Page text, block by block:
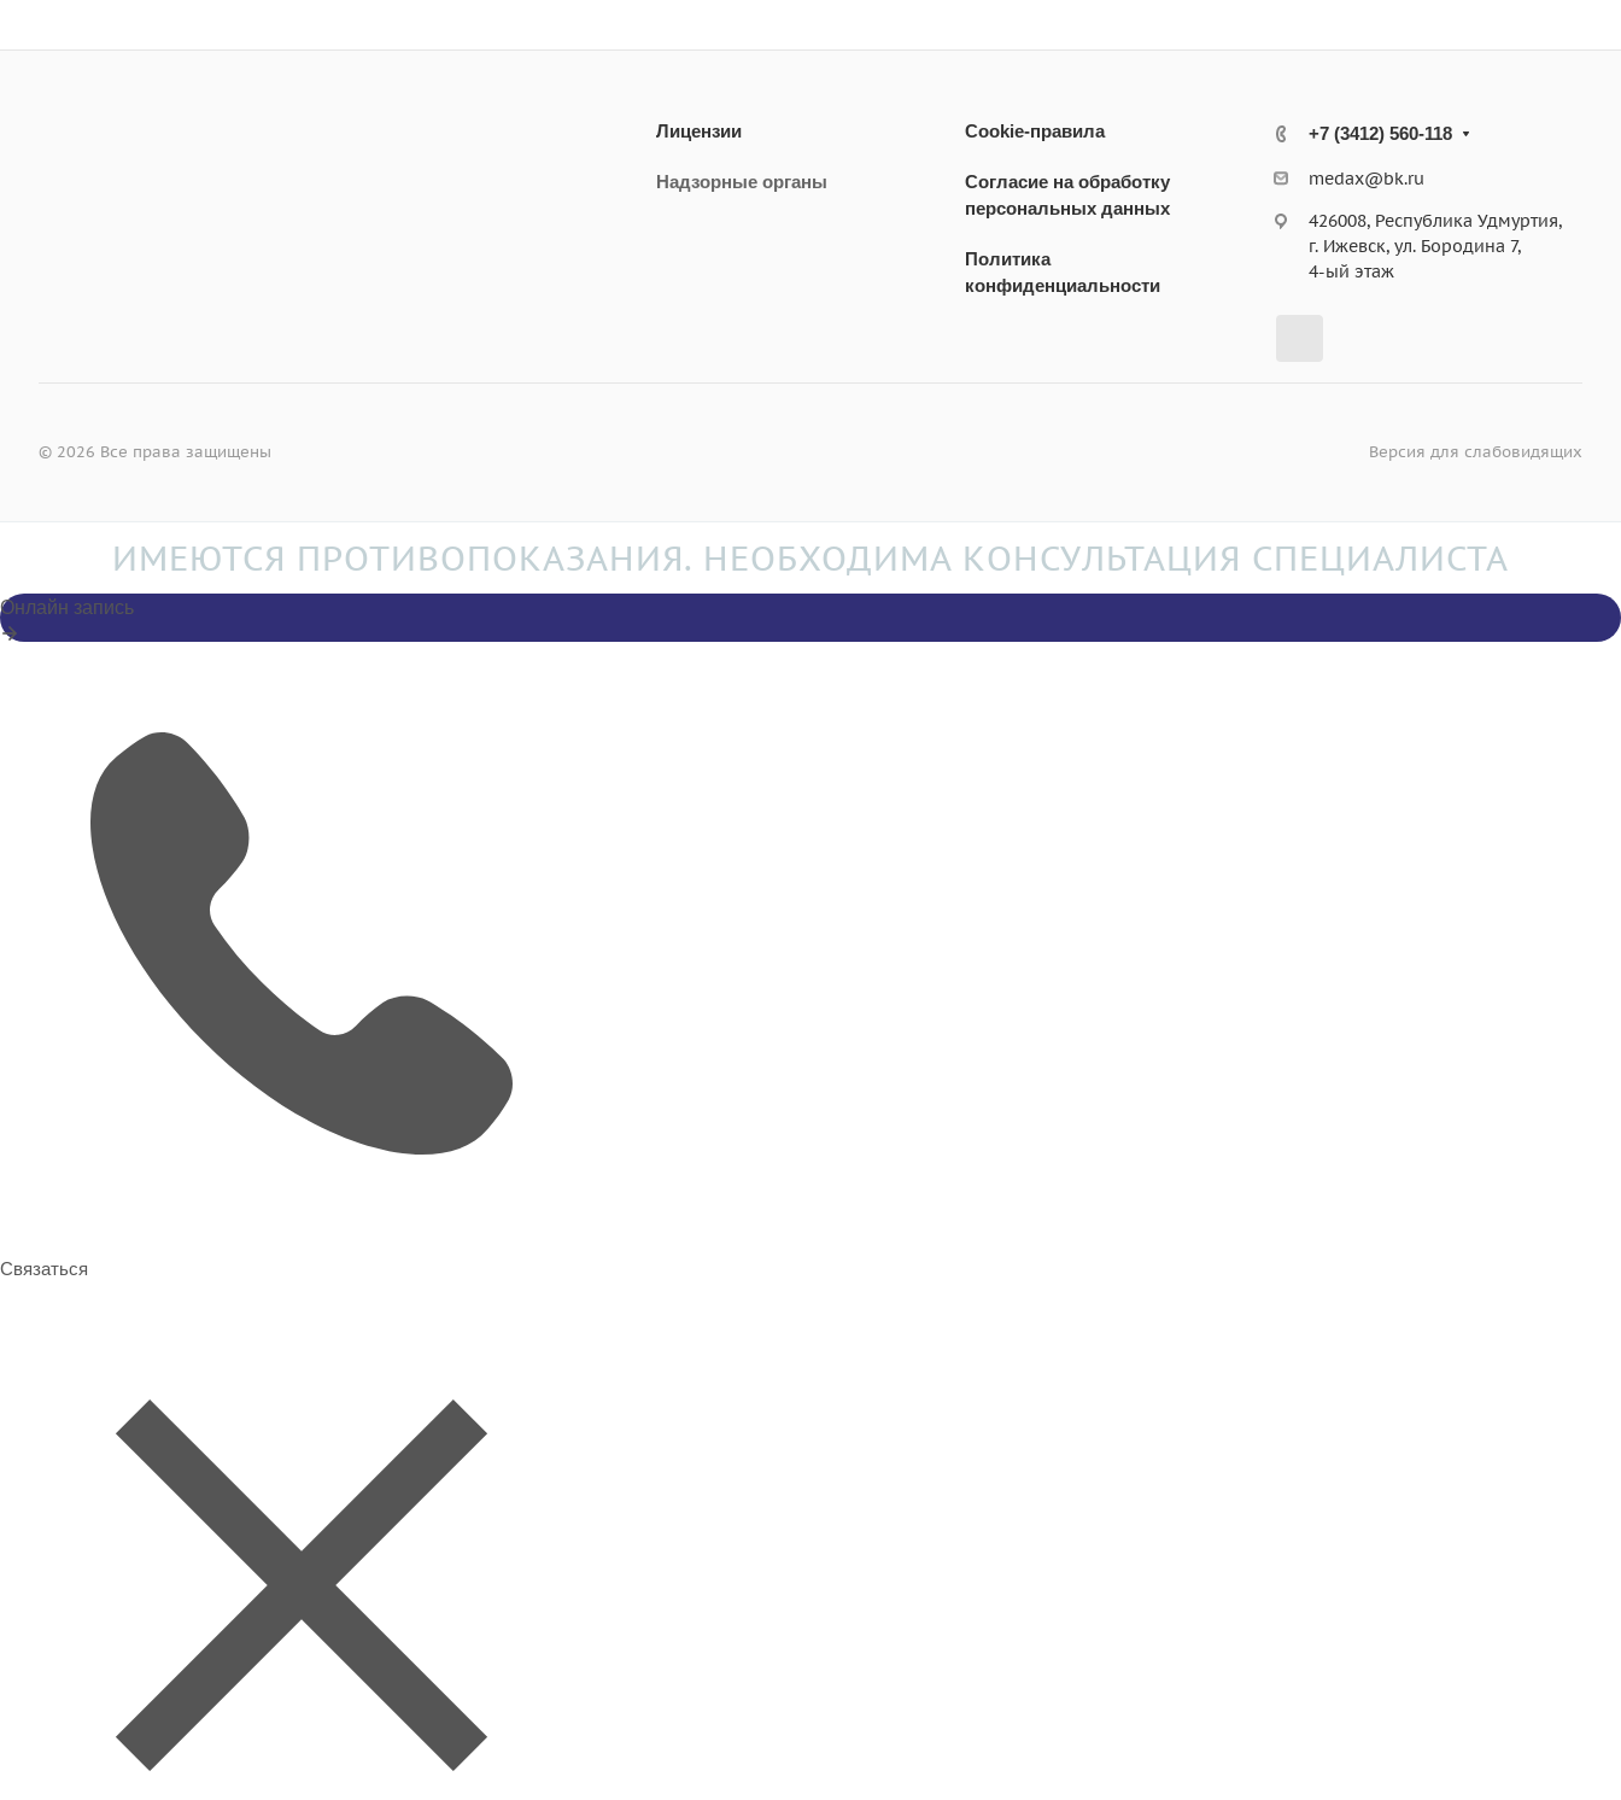
Лицензии
Надзорные органы
Cookie-правила
Согласие на обработку
персональных данных
Политика
конфиденциальности
+7 (3412) 560-118
medax@bk.ru
426008, Республика Удмуртия,
г. Ижевск, ул. Бородина 7,
4-ый этаж
© 2026 Все права защищены Версия для слабовидящих
ИМЕЮТСЯ ПРОТИВОПОКАЗАНИЯ. НЕОБХОДИМА КОНСУЛЬТАЦИЯ СПЕЦИАЛИСТА